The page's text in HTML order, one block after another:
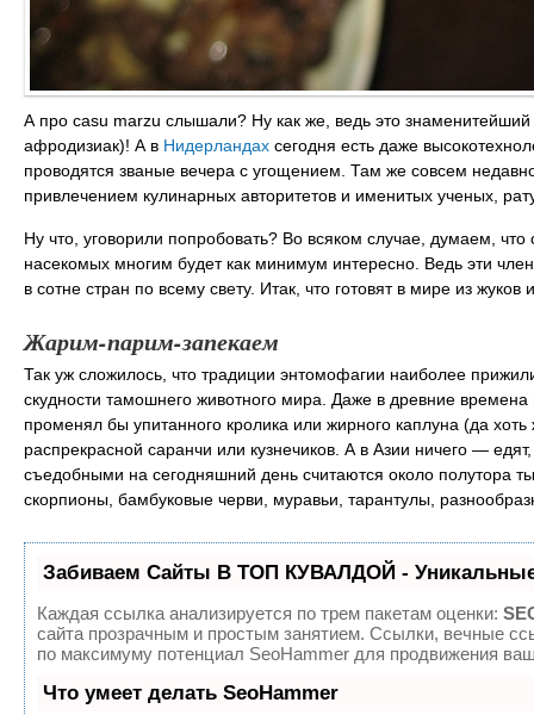
А про сasu marzu слышали? Ну как же, ведь это
афродизиак)! А в Нидерландах сегодня есть даже
проводятся званые вечера с угощением. Там же совсем
привлечением кулинарных авторитетов и именитых ученых,
Ну что, уговорили попробовать? Во всяком случае, думаем,
насекомых многим будет как минимум интересно. Ведь эти
в сотне стран по всему свету. Итак, что готовят в мире из жуков
Жарим-парим-запекаем
Так уж сложилось, что традиции энтомофагии наиболее
скудности тамошнего животного мира. Даже в древние
променял бы упитанного кролика или жирного каплуна (да
распрекрасной саранчи или кузнечиков. А в Азии ничего —
съедобными на сегодняшний день считаются около полутора
скорпионы, бамбуковые черви, муравьи, тарантулы,
Забиваем Сайты В ТОП КУВАЛДОЙ - Уникальные
Каждая ссылка анализируется по трем пакетам оценки:
сайта прозрачным и простым занятием. Ссылки, вечные
по максимуму потенциал SeoHammer для продвижения
Что умеет делать SeoHammer